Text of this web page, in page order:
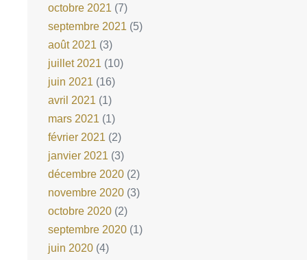
octobre 2021 (7)
septembre 2021 (5)
août 2021 (3)
juillet 2021 (10)
juin 2021 (16)
avril 2021 (1)
mars 2021 (1)
février 2021 (2)
janvier 2021 (3)
décembre 2020 (2)
novembre 2020 (3)
octobre 2020 (2)
septembre 2020 (1)
juin 2020 (4)